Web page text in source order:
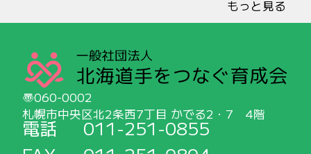
もっと見る
060-0002
札幌市中央区北2条西7丁目 かでる2・7 4階
電話
011-251-0855